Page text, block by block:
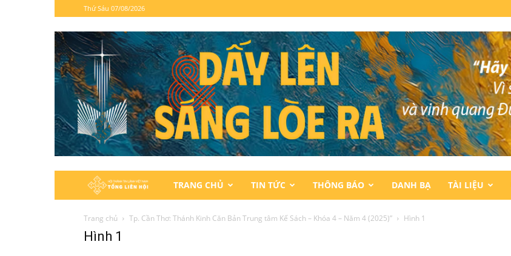
Thứ Sáu 07/08/2026
Hội
Thánh
TRANG CHỦ TIN TỨC THÔNG BÁO DANH BẠ TÀI LIỆU
Trang chủ Tp. Cần Thơ: Thánh Kinh Căn Bản Trung tâm Kế Sách – Khóa 4 – Năm 4 (2025)” Hình 1
Hình 1